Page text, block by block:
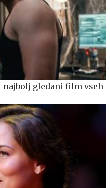
najbolj gledani film vseh